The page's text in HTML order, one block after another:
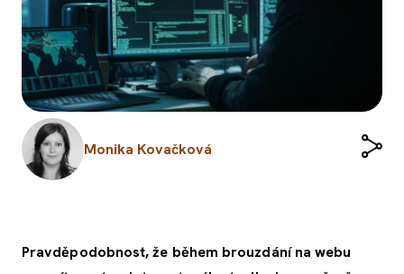
PORADNA
Monika Kovačková
Pravděpodobnost, že během brouzdání na webu